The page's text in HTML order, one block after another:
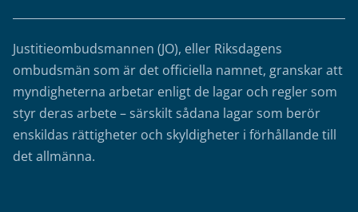
Justitieombudsmannen (JO), eller Riksdagens
ombudsmän som är det officiella namnet, granskar att
myndigheterna arbetar enligt de lagar och regler som
styr deras arbete – särskilt sådana lagar som berör
enskildas rättigheter och skyldigheter i förhållande till
det allmänna.